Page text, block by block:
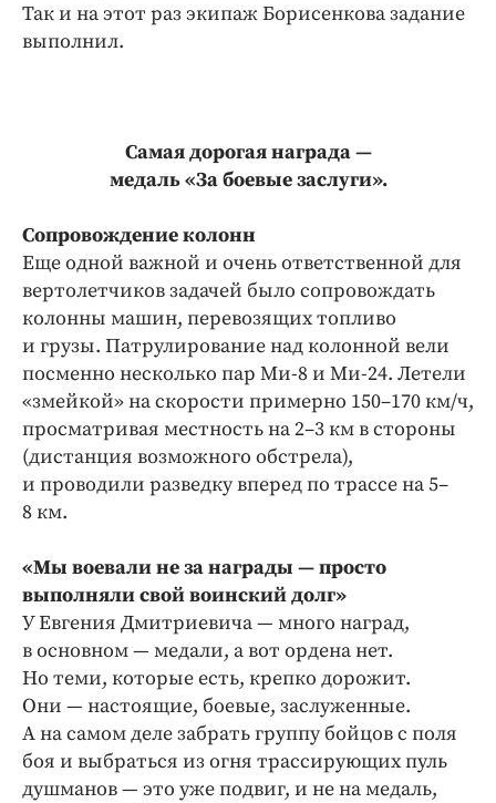
Так и на этот раз экипаж Борисенкова задание
выполнил.
Самая дорогая награда —
медаль «За боевые заслуги».
Сопровождение колонн
Еще одной важной и очень ответственной для
вертолетчиков задачей было сопровождать
колонны машин, перевозящих топливо
и грузы. Патрулирование над колонной вели
посменно несколько пар Ми‑8 и Ми‑24. Летели
«змейкой» на скорости примерно 150–170 км/ч,
просматривая местность на 2–3 км в стороны
(дистанция возможного обстрела),
и проводили разведку вперед по трассе на 5–
8 км.
«Мы воевали не за награды — просто
выполняли свой воинский долг»
У Евгения Дмитриевича — много наград,
в основном — медали, а вот ордена нет.
Но теми, которые есть, крепко дорожит.
Они — настоящие, боевые, заслуженные.
А на самом деле забрать группу бойцов с поля
боя и выбраться из огня трассирующих пуль
душманов — это уже подвиг, и не на медаль,